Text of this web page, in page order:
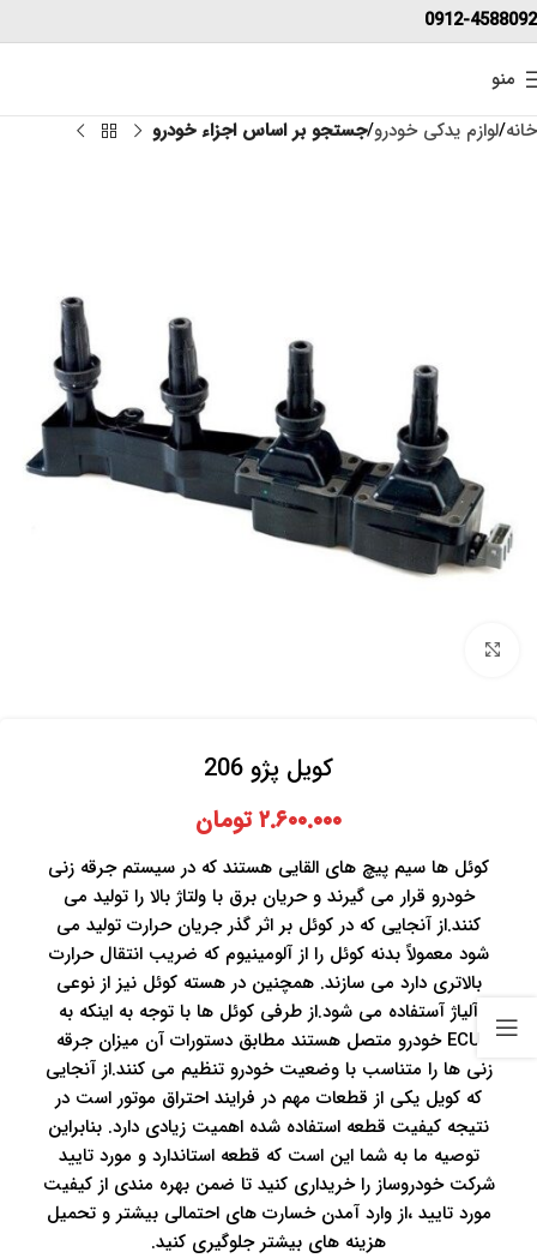
0912-4588092
منو
خانه لوازم یدکی خودرو جستجو بر اساس اجزاء خودرو
کویل پژو 206
۲.۶۰۰.۰۰۰ تومان
کوئل ها سیم پیچ های القایی هستند که در سیستم جرقه زنی
خودرو قرار می گیرند و حریان برق با ولتاژ بالا را تولید می
کنند.از آنجایی که در کوئل بر اثر گذر جریان حرارت تولید می
شود معمولاً بدنه کوئل را از آلومینیوم که ضریب انتقال حرارت
بالاتری دارد می سازند. همچنین در هسته کوئل نیز از نوعی
آلیاژ آستفاده می شود.از طرفی کوئل ها با توجه به اینکه به
ECU خودرو متصل هستند مطابق دستورات آن میزان جرقه
زنی ها را متناسب با وضعیت خودرو تنظیم می کنند.از آنجایی
که کویل یکی از قطعات مهم در فرایند احتراق موتور است در
نتیجه کیفیت قطعه استفاده شده اهمیت زیادی دارد. بنابراین
توصیه ما به شما این است که قطعه استاندارد و مورد تایید
شرکت خودروساز را خریداری کنید تا ضمن بهره مندی از کیفیت
مورد تایید ،از وارد آمدن خسارت های احتمالی بیشتر و تحمیل
هزینه های بیشتر جلوگیری کنید.